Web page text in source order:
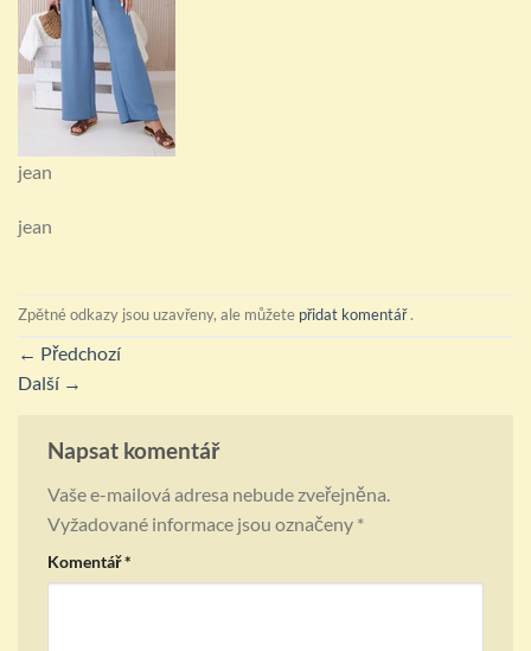
jean
jean
Zpětné odkazy jsou uzavřeny, ale můžete přidat komentář.
← Předchozí
Další →
Napsat komentář
Vaše e-mailová adresa nebude zveřejněna.
Vyžadované informace jsou označeny *
Komentář*